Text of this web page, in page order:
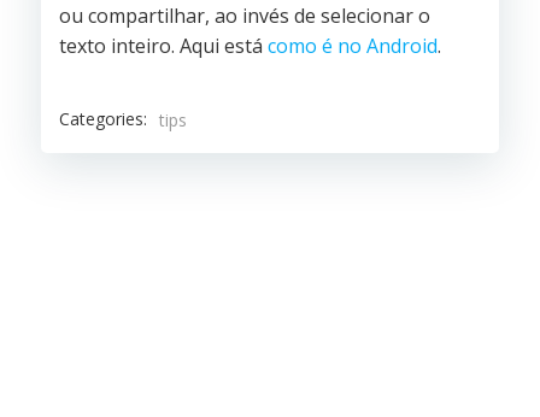
ou compartilhar, ao invés de selecionar o
texto inteiro. Aqui está como é no Android.
Categories: tips